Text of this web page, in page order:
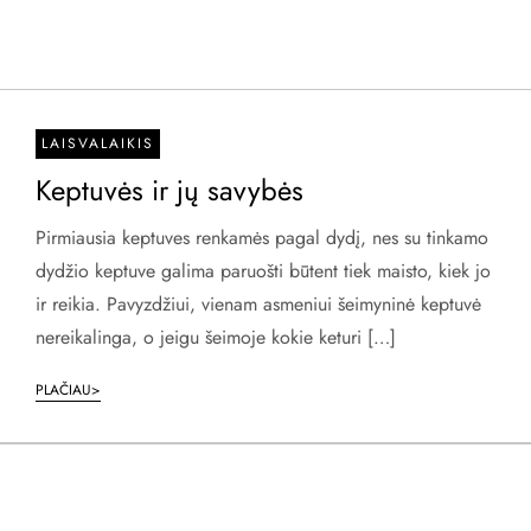
LAISVALAIKIS
Keptuvės ir jų savybės
Pirmiausia keptuves renkamės pagal dydį, nes su tinkamo
dydžio keptuve galima paruošti būtent tiek maisto, kiek jo
ir reikia. Pavyzdžiui, vienam asmeniui šeimyninė keptuvė
nereikalinga, o jeigu šeimoje kokie keturi […]
PLAČIAU>